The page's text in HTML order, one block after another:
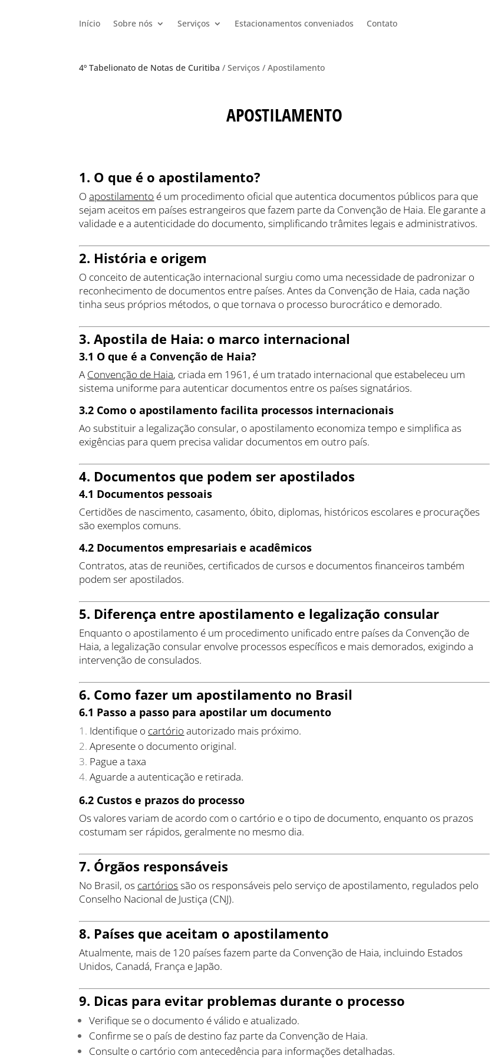
Início Sobre nós Serviços Estacionamentos conveniados Contato
4º Tabelionato de Notas de Curitiba / Serviços / Apostilamento
APOSTILAMENTO
1. O que é o apostilamento?
Oapostilamento é um procedimento oficial que autentica documentos públicos para que
sejam aceitos em países estrangeiros que fazem parte da Convenção de Haia. Ele garante a
validade e a autenticidade do documento, simplificando trâmites legais e administrativos.
2. História e origem
O conceito de autenticação internacional surgiu como uma necessidade de padronizar o
reconhecimento de documentos entre países. Antes da Convenção de Haia, cada nação
tinha seus próprios métodos, o que tornava o processo burocrático e demorado.
3. Apostila de Haia: o marco internacional
3.1 O que é a Convenção de Haia?
A Convenção de Haia, criada em 1961, é um tratado internacional que estabeleceu um
sistema uniforme para autenticar documentos entre os países signatários.
3.2 Como o apostilamento facilita processos internacionais
Ao substituir a legalização consular, o apostilamento economiza tempo e simplifica as
exigências para quem precisa validar documentos em outro país.
4. Documentos que podem ser apostilados
4.1 Documentos pessoais
Certidões de nascimento, casamento, óbito, diplomas, históricos escolares e procurações
são exemplos comuns.
4.2 Documentos empresariais e acadêmicos
Contratos, atas de reuniões, certificados de cursos e documentos financeiros também
podem ser apostilados.
5. Diferença entre apostilamento e legalização consular
Enquanto o apostilamento é um procedimento unificado entre países da Convenção de
Haia, a legalização consular envolve processos específicos e mais demorados, exigindo a
intervenção de consulados.
6. Como fazer um apostilamento no Brasil
6.1 Passo a passo para apostilar um documento
Identifique o cartório autorizado mais próximo.
Apresente o documento original.
Pague a taxa
Aguarde a autenticação e retirada.
6.2 Custos e prazos do processo
Os valores variam de acordo com o cartório e o tipo de documento, enquanto os prazos
costumam ser rápidos, geralmente no mesmo dia.
7. Órgãos responsáveis
No Brasil, os cartóriossão os responsáveis pelo serviço de apostilamento, regulados pelo
Conselho Nacional de Justiça (CNJ).
8. Países que aceitam o apostilamento
Atualmente, mais de 120 países fazem parte da Convenção de Haia, incluindo Estados
Unidos, Canadá, França e Japão.
9. Dicas para evitar problemas durante o processo
Verifique se o documento é válido e atualizado.
Confirme se o país de destino faz parte da Convenção de Haia.
Consulte o cartório com antecedência para informações detalhadas.